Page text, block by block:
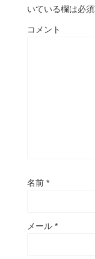
いている欄は必
コメント
名前 *
メール *